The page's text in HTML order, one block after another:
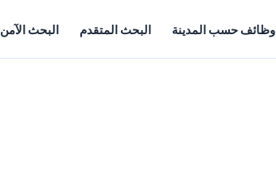
وظائف حسب المدينة البحث المتقدم البحث الآمن